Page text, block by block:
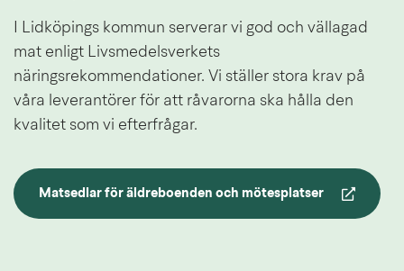
I Lidköpings kommun serverar vi god och vällagad
mat enligt Livsmedelsverkets
näringsrekommendationer. Vi ställer stora krav på
våra leverantörer för att råvarorna ska hålla den
kvalitet som vi efterfrågar.
Matsedlar för äldreboenden och mötesplatser
Länk till annan webbplats.